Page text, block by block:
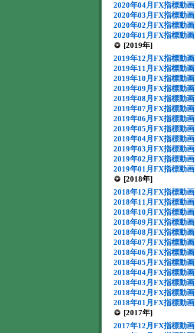
2020年04月FX指標動画
2020年03月FX指標動画
2020年02月FX指標動画
2020年01月FX指標動画
[2019年]
2019年12月FX指標動画
2019年11月FX指標動画
2019年10月FX指標動画
2019年09月FX指標動画
2019年08月FX指標動画
2019年07月FX指標動画
2019年06月FX指標動画
2019年05月FX指標動画
2019年04月FX指標動画
2019年03月FX指標動画
2019年02月FX指標動画
2019年01月FX指標動画
[2018年]
2018年12月FX指標動画
2018年11月FX指標動画
2018年10月FX指標動画
2018年09月FX指標動画
2018年08月FX指標動画
2018年07月FX指標動画
2018年06月FX指標動画
2018年05月FX指標動画
2018年04月FX指標動画
2018年03月FX指標動画
2018年02月FX指標動画
2018年01月FX指標動画
[2017年]
2017年12月FX指標動画